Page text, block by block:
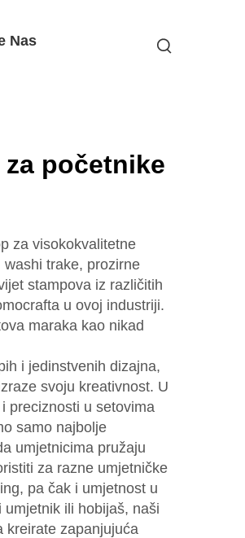
Nas
početnike
za visokokvalitetne
trake, prozirne
stampova iz različitih
u ovoj industriji.
maraka kao nikad
i jedinstvenih dizajna,
svoju kreativnost. U
preciznosti u setovima
samo najbolje
umjetnicima pružaju
za razne umjetničke
pa čak i umjetnost u
ili hobijaš, naši
kreirate zapanjujuća